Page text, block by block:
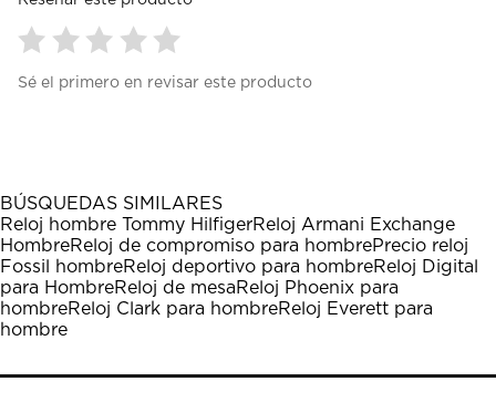
para
1
estrella
Esta
acción
abrirá
el
formulario
de
para
estrellas.
Esta
acción
abrirá
el
formulario
de
para
estrellas.
Esta
acción
abrirá
el
formulario
para
estrellas.
Esta
acción
abrirá
el
formulario
para
estrellas.
Esta
acción
abrirá
el
formulario
Sé el primero en revisar este producto
BÚSQUEDAS SIMILARES
Reloj hombre Tommy HilfigerReloj Armani Exchange
HombreReloj de compromiso para hombrePrecio reloj
Fossil hombreReloj deportivo para hombreReloj Digital
para HombreReloj de mesaReloj Phoenix para
hombreReloj Clark para hombreReloj Everett para
hombre